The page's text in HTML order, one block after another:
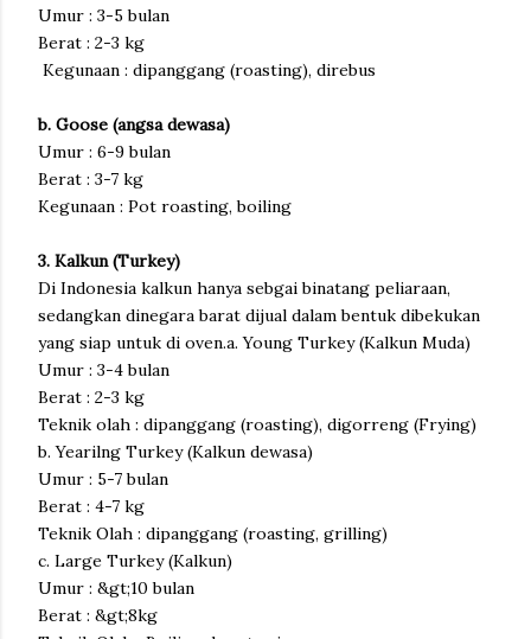
Umur : 3-5 bulan
Berat : 2-3 kg
Kegunaan : dipanggang (roasting), direbus
b. Goose (angsa dewasa)
Umur : 6-9 bulan
Berat : 3-7 kg
Kegunaan : Pot roasting, boiling
3. Kalkun (Turkey)
Di Indonesia kalkun hanya sebgai binatang peliaraan,
sedangkan dinegara barat dijual dalam bentuk dibekukan
yang siap untuk di oven.a. Young Turkey (Kalkun Muda)
Umur : 3-4 bulan
Berat : 2-3 kg
Teknik olah : dipanggang (roasting), digorreng (Frying)
b. Yearilng Turkey (Kalkun dewasa)
Umur : 5-7 bulan
Berat : 4-7 kg
Teknik Olah : dipanggang (roasting, grilling)
c. Large Turkey (Kalkun)
Umur : &gt;10 bulan
Berat : &gt;8kg